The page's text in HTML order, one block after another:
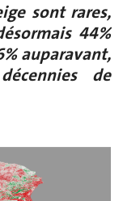
sont rares,
44%
auparavant,
de